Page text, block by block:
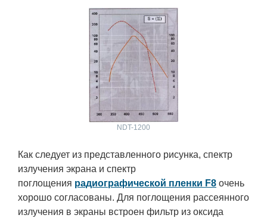
NDT-1200
Как следует из представленного рисунка, спектр
излучения экрана и спектр
поглощения радиографической пленки F8 очень
хорошо согласованы. Для поглощения рассеянного
излучения в экраны встроен фильтр из оксида